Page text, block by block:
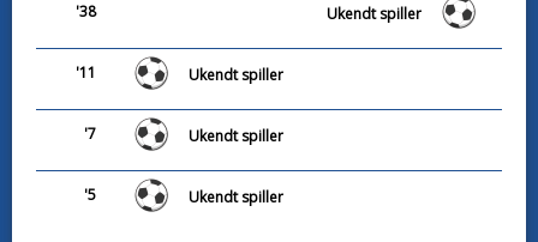
'38 Ukendt spiller
'11 Ukendt spiller
'7 Ukendt spiller
'5 Ukendt spiller